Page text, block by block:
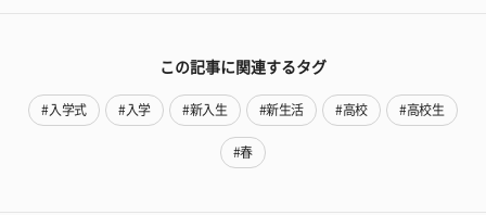
この記事に関連するタグ
#入学式 #入学 #新入生 #新生活 #高校 #高校生
#春